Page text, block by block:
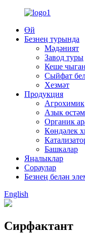
Өй
Безнең турында
Мәдәният
Завод туры
Кеше
Сыйфат
Хезмәт
Продукция
Агрохимик
Азык
Органик
Көндәлек
Башкалар
Яңалыклар
Сораулар
Безнең белән
English
Сирфактант